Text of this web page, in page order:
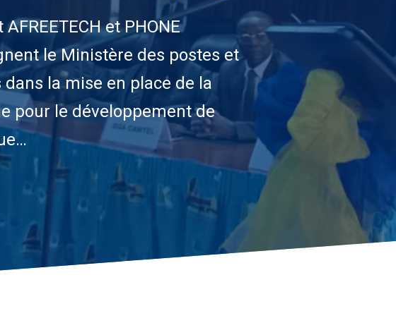
et PHONE
le Ministère des postes et
la mise en place de la
pour le développement de